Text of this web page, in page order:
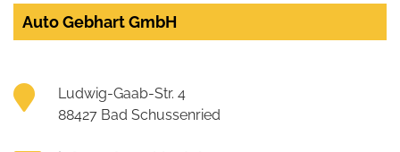
Auto Gebhart GmbH
Ludwig-Gaab-Str. 4
88427 Bad Schussenried